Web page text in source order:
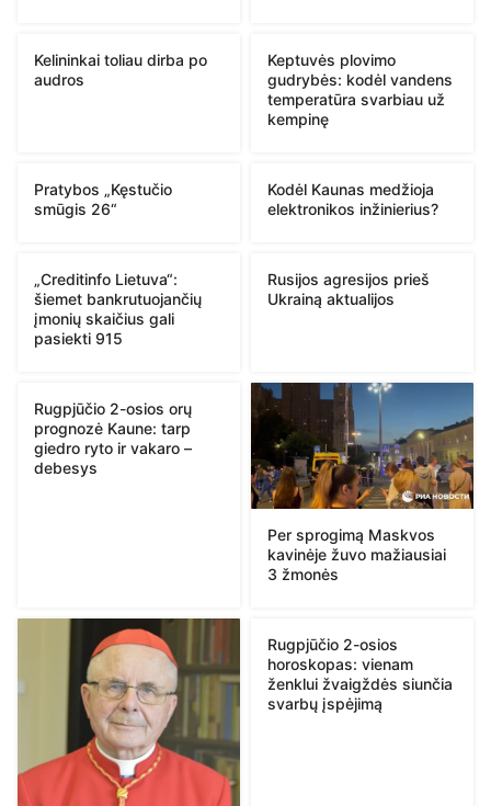
Kelininkai toliau dirba po
audros
Keptuvės plovimo
gudrybės: kodėl vandens
temperatūra svarbiau už
kempinę
Pratybos „Kęstučio
smūgis 26“
Kodėl Kaunas medžioja
elektronikos inžinierius?
„Creditinfo Lietuva“:
šiemet bankrutuojančių
įmonių skaičius gali
pasiekti 915
Rusijos agresijos prieš
Ukrainą aktualijos
Rugpjūčio 2-osios orų
prognozė Kaune: tarp
giedro ryto ir vakaro –
debesys
Per sprogimą Maskvos
kavinėje žuvo mažiausiai
3 žmonės
Rugpjūčio 2-osios
horoskopas: vienam
ženklui žvaigždės siunčia
svarbų įspėjimą